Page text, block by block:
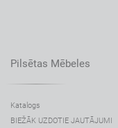
Pilsētas Mēbeles
Katalogs
BIEŽĀK UZDOTIE JAUTĀJUMI